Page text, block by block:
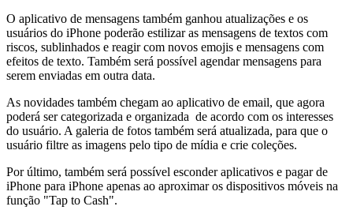
O aplicativo de mensagens também ganhou atualizações e os
usuários do iPhone poderão estilizar as mensagens de textos com
riscos, sublinhados e reagir com novos emojis e mensagens com
efeitos de texto. Também será possível agendar mensagens para
serem enviadas em outra data.
As novidades também chegam ao aplicativo de email, que agora
poderá ser categorizada e organizada de acordo com os interesses
do usuário. A galeria de fotos também será atualizada, para que o
usuário filtre as imagens pelo tipo de mídia e crie coleções.
Por último, também será possível esconder aplicativos e pagar de
iPhone para iPhone apenas ao aproximar os dispositivos móveis na
função "Tap to Cash".